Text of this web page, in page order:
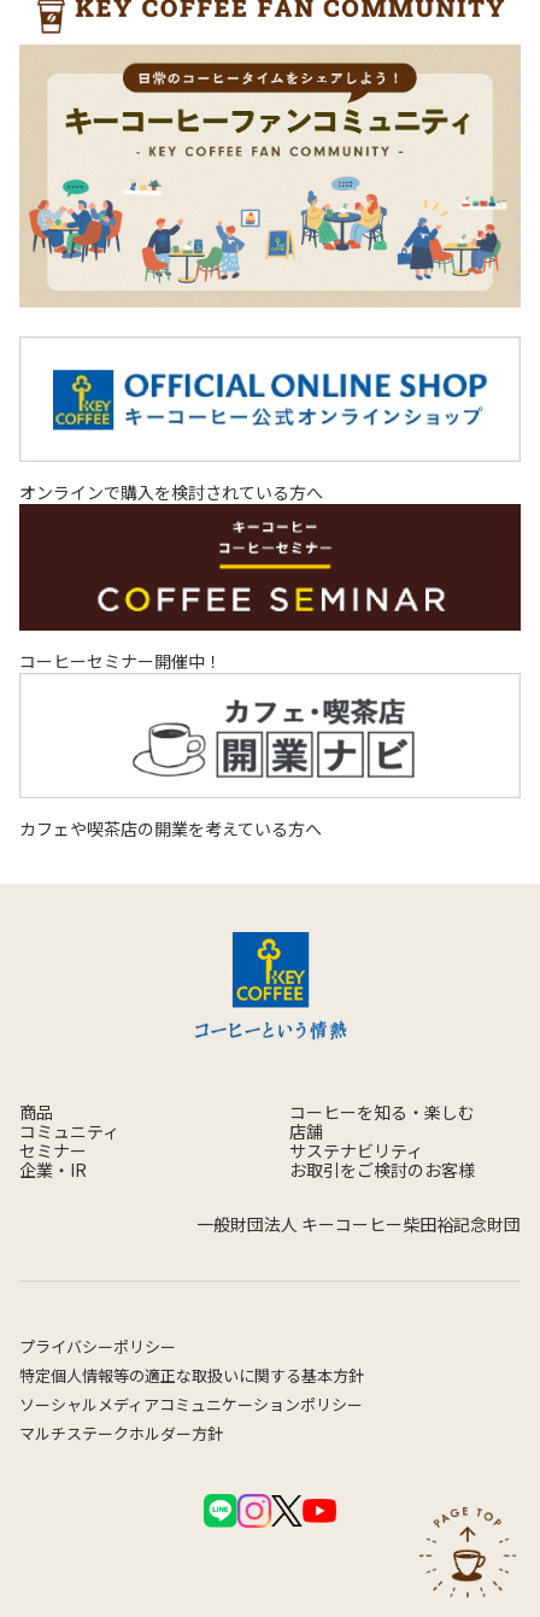
オンラインで購入を検討されている方へ
コーヒーセミナー開催中！
カフェや喫茶店の開業を考えている方へ
商品
コーヒーを知る・楽しむ
コミュニティ
店舗
セミナー
サステナビリティ
企業・IR
お取引をご検討のお客様
一般財団法人 キーコーヒー柴田裕記念財団
プライバシーポリシー
特定個人情報等の適正な取扱いに関する基本方針
ソーシャルメディアコミュニケーションポリシー
マルチステークホルダー方針